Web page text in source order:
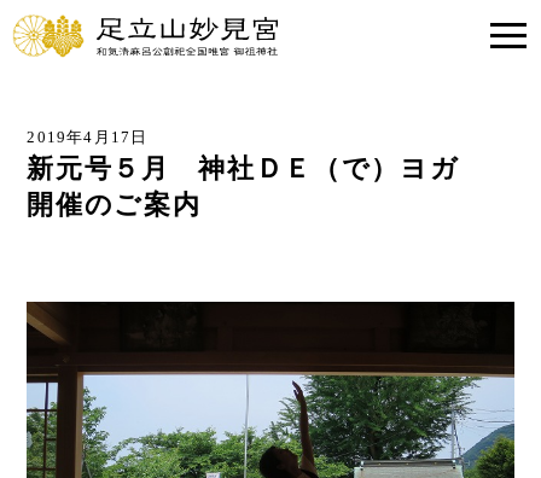
2019年4月17日
新元号５月 神社ＤＥ（で）ヨガ
開催のご案内